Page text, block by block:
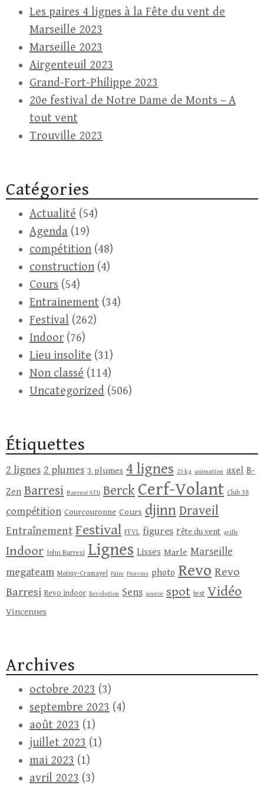
Les paires 4 lignes à la Fête du vent de
Marseille 2023
Marseille 2023
Airgenteuil 2023
Grand-Fort-Philippe 2023
20e festival de Notre Dame de Monts – A
tout vent
Trouville 2023
Catégories
Actualité (54)
Agenda (19)
compétition (48)
construction (4)
Cours (54)
Entrainement (34)
Festival (262)
Indoor (76)
Lieu insolite (31)
Non classé (114)
Uncategorized (506)
Étiquettes
2 lignes 2 plumes 3 plumes 4 lignes 23 kg animation axel B-
Zen Barresi Barresi STD Berck Cerf-Volant Club 38
compétition Courcouronne Cours djinnDraveil
Entraînement Festival FFVL figures Fête du vent grille
Indoor John Barresi Lignes Lisses Marle Marseille
megateam Moissy-Cramayel Paire Penvins photo Revo Revo
Barresi Revo indoor Revolution Sens source spot test Vidéo
Vincennes
Archives
octobre 2023 (3)
septembre 2023 (4)
août 2023 (1)
juillet 2023 (1)
mai 2023 (1)
avril 2023 (3)